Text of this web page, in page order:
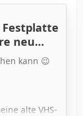
Festplatte
neu
kann 😉
alte VHS-